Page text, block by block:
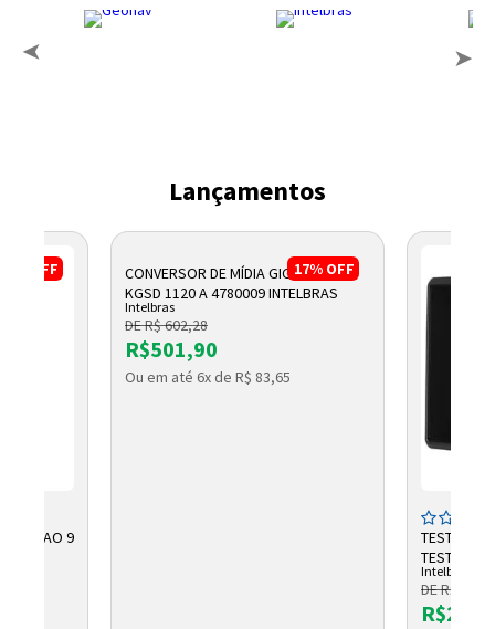
Lançamentos
OFF
9
17% OFF
CONVERSOR DE MÍDIA GIGABIT WDM
KGSD 1120 A 4780009 INTELBRAS
Intelbras
DE R$ 602,28
R$501,90
Ou em até 6x de R$ 83,65
TESTADOR
TESTER
Intelbras
DE R$